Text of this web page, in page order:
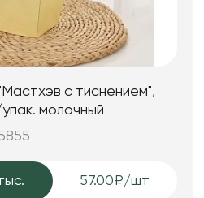
с тиснением",
молочный
57.00₽/шт